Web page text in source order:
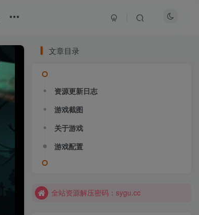
文章目录
资源更新日志
游戏截图
关于游戏
游戏配置
全站资源解压密码：sygu.cc